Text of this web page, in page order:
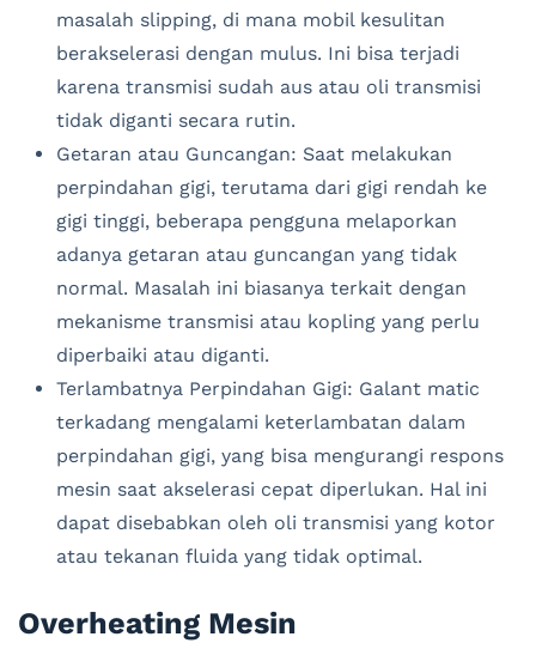
masalah slipping, di mana mobil kesulitan
berakselerasi dengan mulus. Ini bisa terjadi
karena transmisi sudah aus atau oli transmisi
tidak diganti secara rutin.
Getaran atau Guncangan: Saat melakukan
perpindahan gigi, terutama dari gigi rendah ke
gigi tinggi, beberapa pengguna melaporkan
adanya getaran atau guncangan yang tidak
normal. Masalah ini biasanya terkait dengan
mekanisme transmisi atau kopling yang perlu
diperbaiki atau diganti.
Terlambatnya Perpindahan Gigi: Galant matic
terkadang mengalami keterlambatan dalam
perpindahan gigi, yang bisa mengurangi respons
mesin saat akselerasi cepat diperlukan. Hal ini
dapat disebabkan oleh oli transmisi yang kotor
atau tekanan fluida yang tidak optimal.
Overheating Mesin